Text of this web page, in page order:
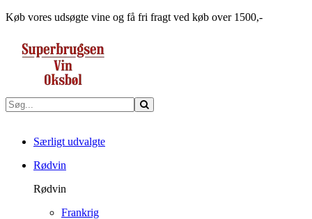
Køb vores udsøgte vine og få fri fragt ved køb over 1500,-
Særligt udvalgte
Rødvin
Rødvin
Frankrig